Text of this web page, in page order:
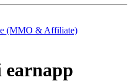
(MMO & Affiliate)